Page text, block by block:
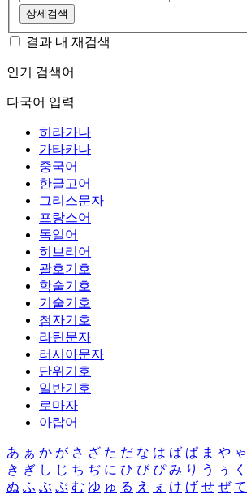
상세검색
결과 내 재검색
인기 검색어
다국어 입력
히라가나
가타카나
중국어
한글고어
그리스문자
프랑스어
독일어
히브리어
괄호기호
학술기호
기술기호
첨자기호
라틴문자
러시아문자
단위기호
일반기호
로마자
아랍어
あ ぁ か が さ ざ た だ な は ば ぱ ま や ゃ
き ぎ し じ ち ぢ に ひ び ぴ み り う ぅ く
ぬ ふ ぶ ぷ む ゆ ゅ る え ぇ け げ せ ぜ て